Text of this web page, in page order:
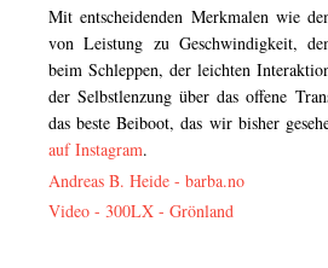
Mit entscheidenden Merkmalen wie
von Leistung zu Geschwindigkeit,
beim Schleppen, der leichten
der Selbstlenzung über das offene
das beste Beiboot, das wir bisher
auf Instagram.
Andreas B. Heide - barba.no
Video - 300LX - Grönland